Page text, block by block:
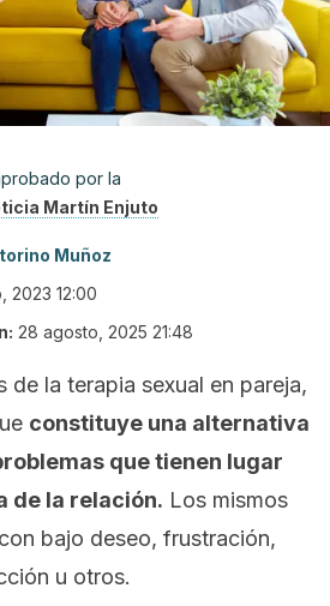
por la
Martín Enjuto
Muñoz
2023 12:00
28 agosto, 2025 21:48
de la terapia sexual en pareja,
constituye una alternativa
que tienen lugar
de la relación. Los mismos
bajo deseo, frustración,
u otros.